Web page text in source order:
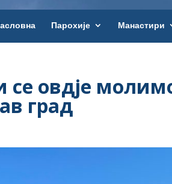
Парохије Манастири
овдје
град